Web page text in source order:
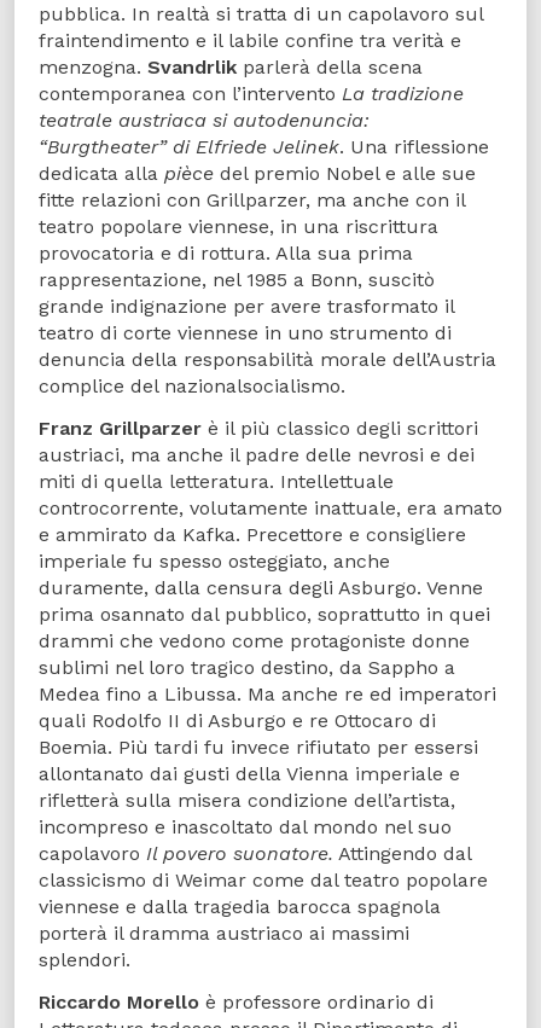
pubblica. In realtà si tratta di un capolavoro sul
fraintendimento e il labile confine tra verità e
menzogna. Svandrlik parlerà della scena
contemporanea con l’intervento La tradizione
teatrale austriaca si autodenuncia:
“Burgtheater” di Elfriede Jelinek. Una riflessione
dedicata alla pièce del premio Nobel e alle sue
fitte relazioni con Grillparzer, ma anche con il
teatro popolare viennese, in una riscrittura
provocatoria e di rottura. Alla sua prima
rappresentazione, nel 1985 a Bonn, suscitò
grande indignazione per avere trasformato il
teatro di corte viennese in uno strumento di
denuncia della responsabilità morale dell’Austria
complice del nazionalsocialismo.
Franz Grillparzer è il più classico degli scrittori
austriaci, ma anche il padre delle nevrosi e dei
miti di quella letteratura. Intellettuale
controcorrente, volutamente inattuale, era amato
e ammirato da Kafka. Precettore e consigliere
imperiale fu spesso osteggiato, anche
duramente, dalla censura degli Asburgo. Venne
prima osannato dal pubblico, soprattutto in quei
drammi che vedono come protagoniste donne
sublimi nel loro tragico destino, da Sappho a
Medea fino a Libussa. Ma anche re ed imperatori
quali Rodolfo II di Asburgo e re Ottocaro di
Boemia. Più tardi fu invece rifiutato per essersi
allontanato dai gusti della Vienna imperiale e
rifletterà sulla misera condizione dell’artista,
incompreso e inascoltato dal mondo nel suo
capolavoro Il povero suonatore. Attingendo dal
classicismo di Weimar come dal teatro popolare
viennese e dalla tragedia barocca spagnola
porterà il dramma austriaco ai massimi
splendori.
Riccardo Morello è professore ordinario di